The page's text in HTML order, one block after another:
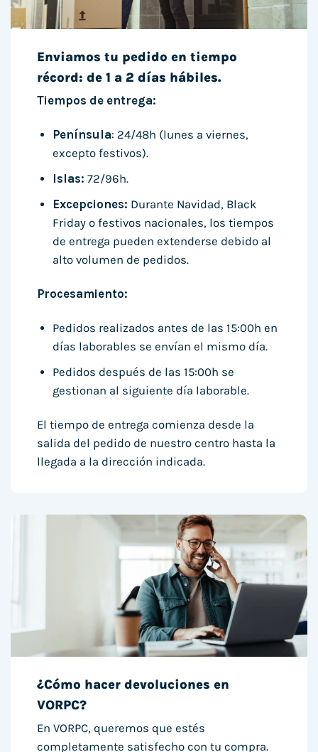
Enviamos tu pedido en tiempo
récord: de 1 a 2 días hábiles.
Tiempos de entrega:
Península: 24/48h (lunes a viernes,
excepto festivos).
Islas: 72/96h.
Excepciones: Durante Navidad, Black
Friday o festivos nacionales, los tiempos
de entrega pueden extenderse debido al
alto volumen de pedidos.
Procesamiento:
Pedidos realizados antes de las 15:00h en
días laborables se envían el mismo día.
Pedidos después de las 15:00h se
gestionan al siguiente día laborable.
El tiempo de entrega comienza desde la
salida del pedido de nuestro centro hasta la
llegada a la dirección indicada.
¿Cómo hacer devoluciones en
VORPC?
En VORPC, queremos que estés
completamente satisfecho con tu compra.